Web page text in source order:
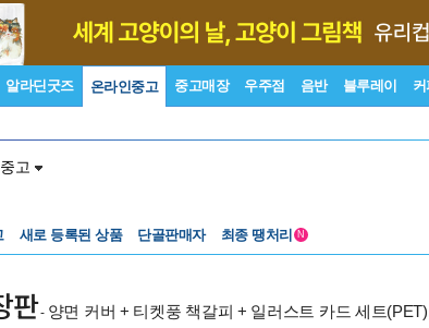
알라딘굿즈 온라인중고 중고매장 우주점 음반 블루레이 커
고
새로 등록된 상품 단골판매자 최종 땡처리 N
판- 양면 커버 + 티켓풍 책갈피 + 일러스트 카드 세트